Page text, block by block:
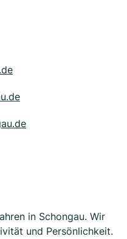
in Schongau. Wir
und Persönlichkeit.